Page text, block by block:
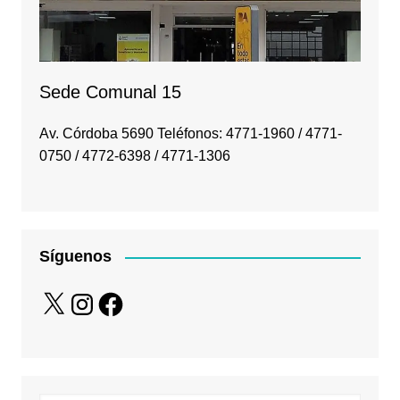
Sede Comunal 15
Av. Córdoba 5690 Teléfonos: 4771-1960 / 4771-
0750 / 4772-6398 / 4771-1306
Síguenos
X InstagramFacebook